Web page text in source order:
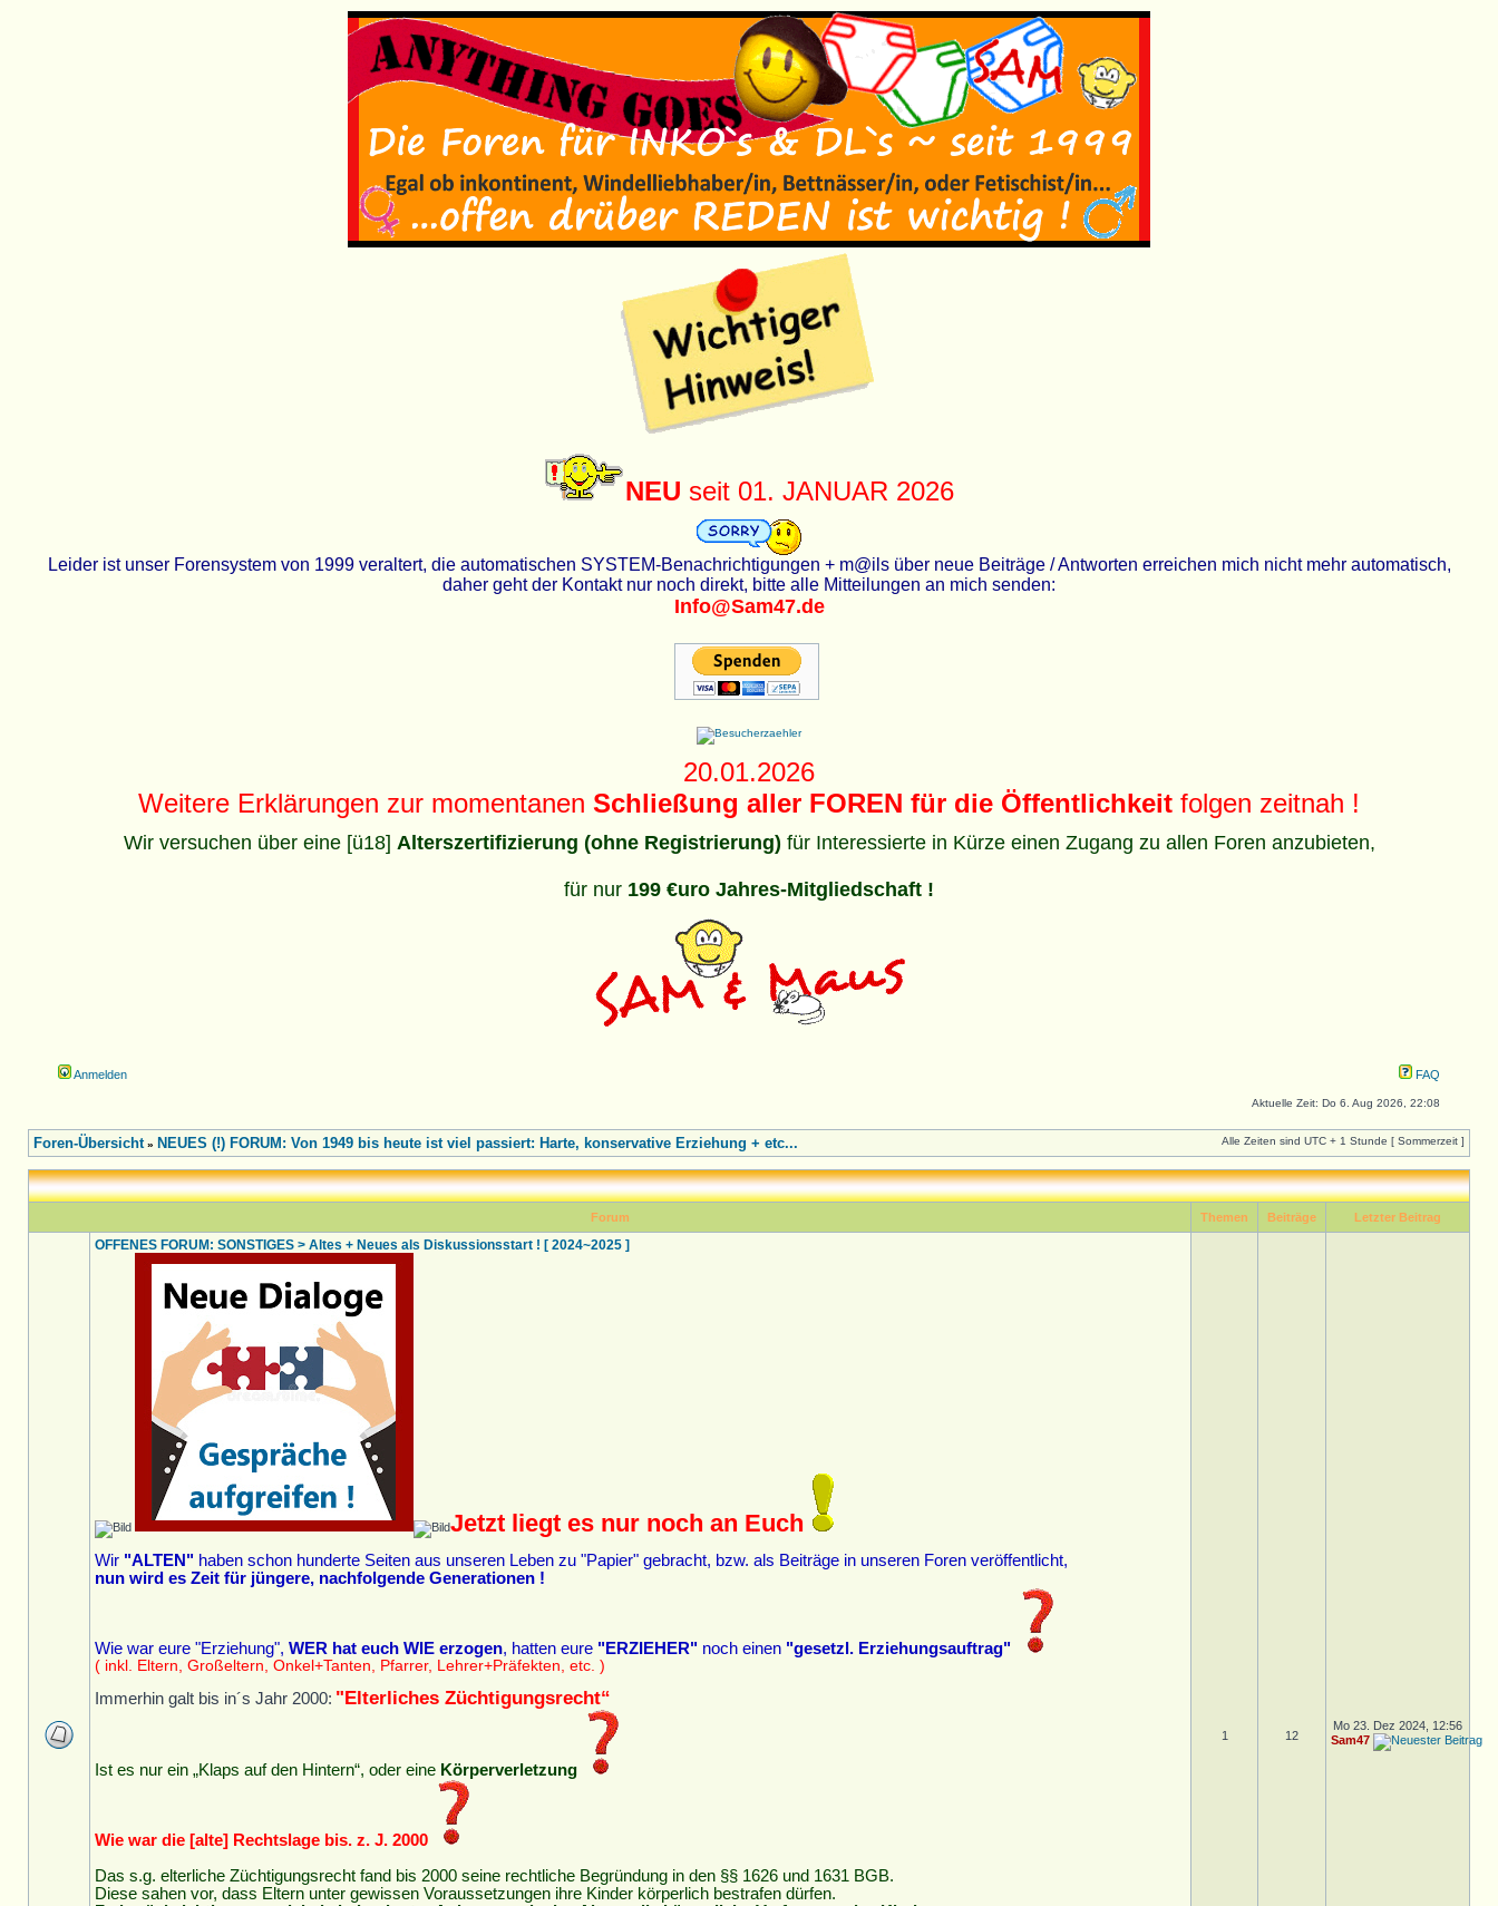
NEU seit 01. JANUAR 2026
Leider ist unser Forensystem von 1999 veraltert, die automatischen SYSTEM-Benachrichtigungen + m@ils über neue Beiträge / Antworten erreichen mich nicht mehr automatisch,
daher geht der Kontakt nur noch direkt, bitte alle Mitteilungen an mich senden:
Info@Sam47.de
20.01.2026
Weitere Erklärungen zur momentanen Schließung aller FOREN für die Öffentlichkeit folgen zeitnah !
Wir versuchen über eine [ü18] Alterszertifizierung (ohne Registrierung) für Interessierte in Kürze einen Zugang zu allen Foren anzubieten,
für nur 199 €uro Jahres-Mitgliedschaft !
Anmelden FAQ
Aktuelle Zeit: Do 6. Aug 2026, 22:08
Foren-Übersicht» NEUES (!) FORUM: Von 1949 bis heute ist viel passiert: Harte, konservative Erziehung + etc... Alle Zeiten sind UTC + 1 Stunde [ Sommerzeit ]
Forum Themen Beiträge Letzter Beitrag
OFFENES FORUM: SONSTIGES > Altes + Neues als Diskussionsstart ! [ 2024~2025 ]
Jetzt liegt es nur noch an Euch
Wir "ALTEN" haben schon hunderte Seiten aus unseren Leben zu "Papier" gebracht, bzw. als Beiträge in unseren Foren veröffentlicht,
nun wird es Zeit für jüngere, nachfolgende Generationen !
Wie war eure "Erziehung", WER hat euch WIE erzogen, hatten eure "ERZIEHER" noch einen "gesetzl. Erziehungsauftrag"
( inkl. Eltern, Großeltern, Onkel+Tanten, Pfarrer, Lehrer+Präfekten, etc. )
Immerhin galt bis in´s Jahr 2000: "Elterliches Züchtigungsrecht“
Ist es nur ein „Klaps auf den Hintern“, oder eine Körperverletzung
Wie war die [alte] Rechtslage bis. z. J. 2000
Das s.g. elterliche Züchtigungsrecht fand bis 2000 seine rechtliche Begründung in den §§ 1626 und 1631 BGB.
Diese sahen vor, dass Eltern unter gewissen Voraussetzungen ihre Kinder körperlich bestrafen dürfen.
1 12
Mo 23. Dez 2024, 12:56
Sam47